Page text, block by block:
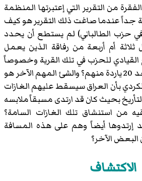
من التقرير التي إعتبرتها المنظمة
جداً عندما صاغت ذلك التقرير هو كيف
حزب الطالباني) لم يستطع أن يحدد
أم أربعة من رفاقة الذين يعمل
للحزب في تلك القرية وخصوصاً
كما يقول أنه كان على بعد 20 ياردة منهم؟ والشئ المهم الآخر هو
بأن العراق سيسقط عليهم الغازات
بحيث كان قد ارتدى مسبقاً ملابسه
من استنشاق تلك الغازات السامة؟
إرتدوها أيضاً وهم على هذه المسافة
الآخر؟
الاكتشاف